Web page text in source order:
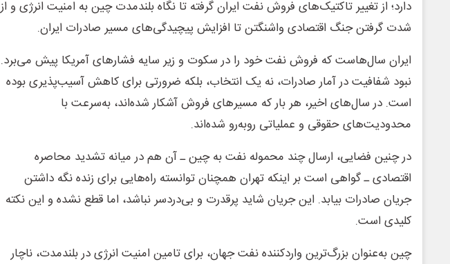
دارد؛ از تغییر تاکتیک‌های فروش نفت ایران گرفته تا نگاه بلندمدت چین به امنیت انرژی و از
شدت گرفتن جنگ اقتصادی واشنگتن تا افزایش پیچیدگی‌های مسیر صادرات ایران.
ایران سال‌هاست که فروش نفت خود را در سکوت و زیر سایه فشارهای آمریکا پیش می‌برد.
نبود شفافیت در آمار صادرات، نه یک انتخاب، بلکه ضرورتی برای کاهش آسیب‌پذیری بوده
است. در سال‌های اخیر، هر بار که مسیرهای فروش آشکار شده‌اند، به‌سرعت با
محدودیت‌های حقوقی و عملیاتی روبه‌رو شده‌اند.
در چنین فضایی، ارسال چند محموله نفت به چین ـ آن هم در میانه تشدید محاصره
اقتصادی ـ گواهی است بر اینکه تهران همچنان توانسته راه‌هایی برای زنده نگه داشتن
جریان صادرات بیابد. این جریان شاید پرقدرت و بی‌دردسر نباشد، اما قطع نشده و این نکته
کلیدی است.
چین به‌عنوان بزرگ‌ترین واردکننده نفت جهان، برای تامین امنیت انرژی در بلندمدت، ناچار